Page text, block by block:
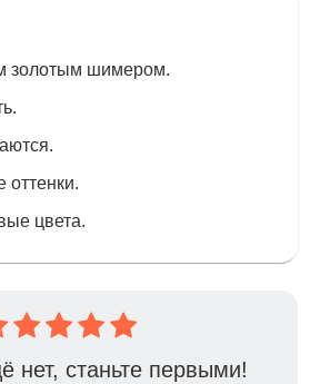
золотым шимером.
цвета.
нет, станьте первыми!